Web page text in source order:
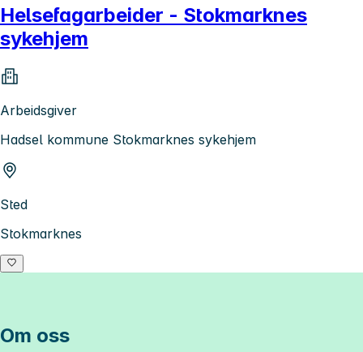
Helsefagarbeider - Stokmarknes
sykehjem
Arbeidsgiver
Hadsel kommune Stokmarknes sykehjem
Sted
Stokmarknes
Om oss